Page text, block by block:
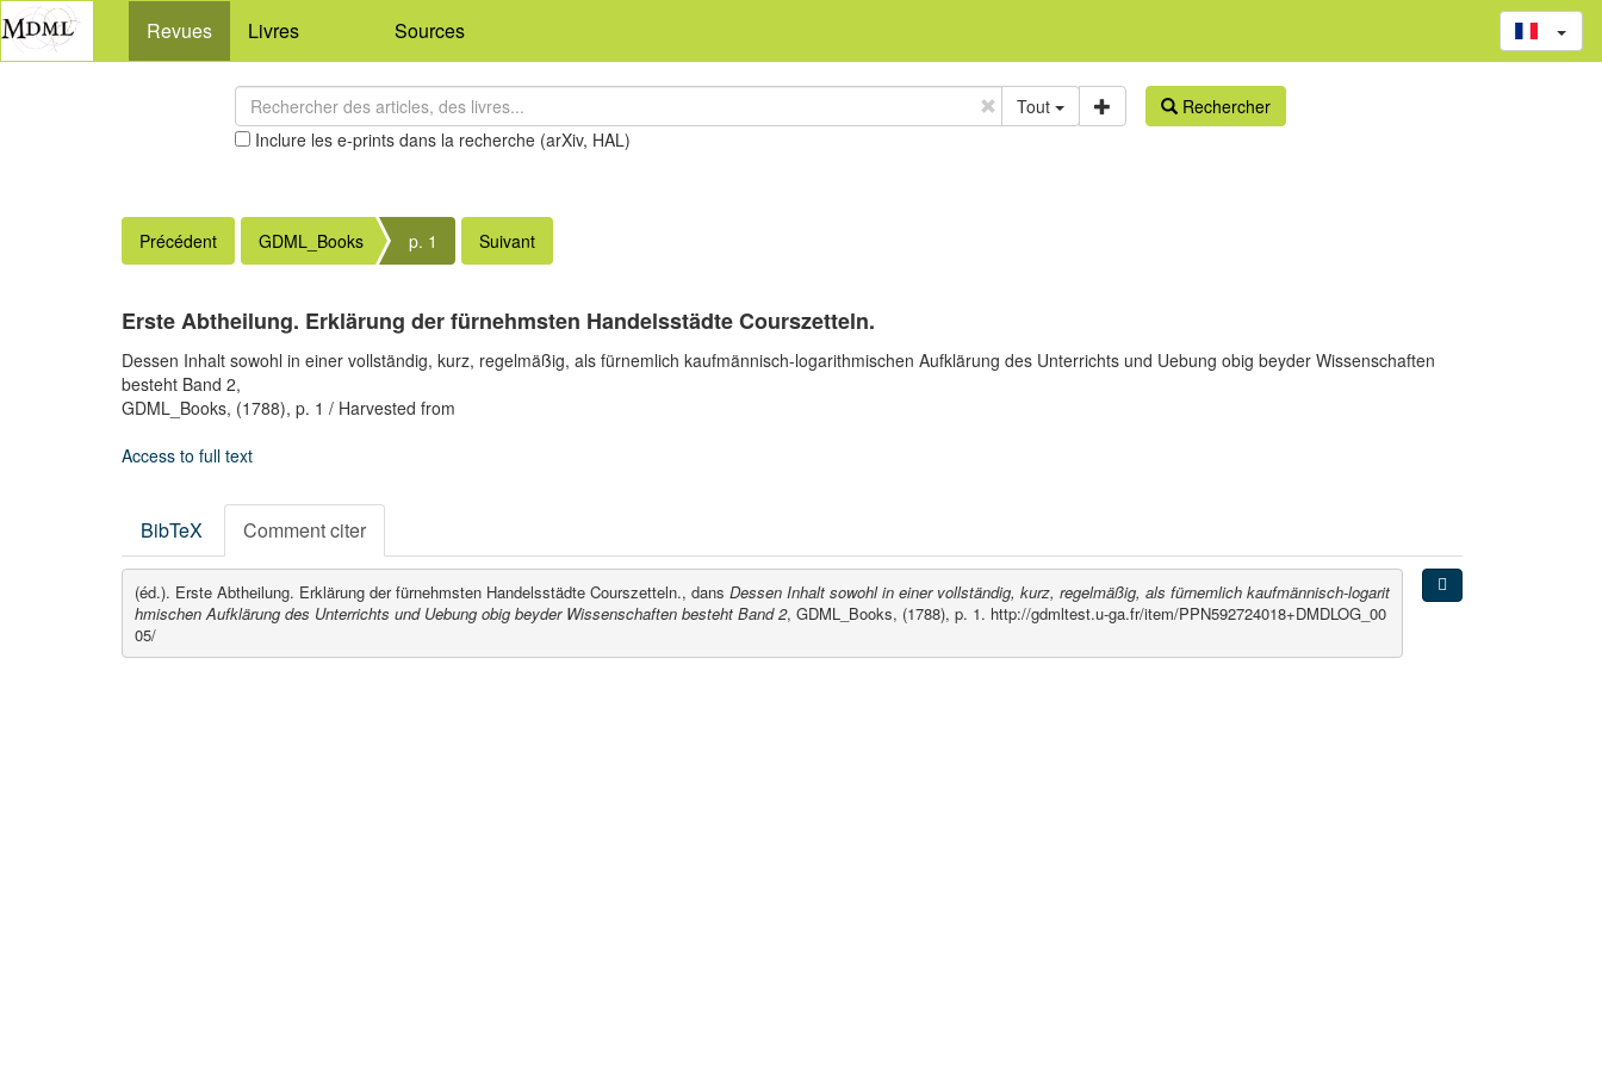
Revues Livres Sources
Tout
Inclure les e-prints dans la recherche (arXiv, HAL)
Rechercher
Précédent GDML_Books p. 1 Suivant
Erste Abtheilung. Erklärung der fürnehmsten Handelsstädte Courszetteln.
Dessen Inhalt sowohl in einer vollständig, kurz, regelmäßig, als fürnemlich kaufmännisch-logarithmischen Aufklärung des Unterrichts und Uebung obig beyder Wissenschaften
besteht Band 2,
GDML_Books, (1788), p. 1 / Harvested from
Access to full text
BibTeX Comment citer
(éd.). Erste Abtheilung. Erklärung der fürnehmsten Handelsstädte Courszetteln., dans Dessen Inhalt sowohl in einer vollständig, kurz, regelmäßig, als fürnemlich kaufmännisch-logarit
hmischen Aufklärung des Unterrichts und Uebung obig beyder Wissenschaften besteht Band 2, GDML_Books, (1788), p. 1. http://gdmltest.u-ga.fr/item/PPN592724018+DMDLOG_00
05/